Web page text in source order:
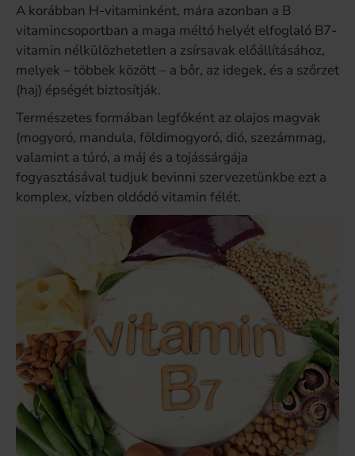
A korábban H-vitaminként, mára azonban a B
vitamincsoportban a maga méltó helyét elfoglaló B7-
vitamin nélkülözhetetlen a zsírsavak előállításához,
melyek – többek között – a bőr, az idegek, és a szőrzet
(haj) épségét biztosítják.
Természetes formában legfőként az olajos magvak
(mogyoró, mandula, földimogyoró, dió, szezámmag,
valamint a túró, a máj és a tojássárgája
fogyasztásával tudjuk bevinni szervezetünkbe ezt a
komplex, vízben oldódó vitamin félét.